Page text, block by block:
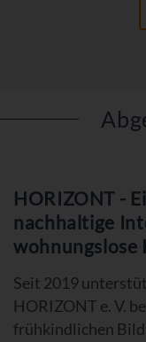
HORIZONT -
nachhaltige
Seit 2019
HORIZONT e. V.
frühkindlichen